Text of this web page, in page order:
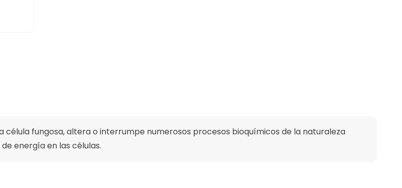
célula fungosa, altera o interrumpe numerosos procesos bioquímicos de la naturaleza
energía en las células.